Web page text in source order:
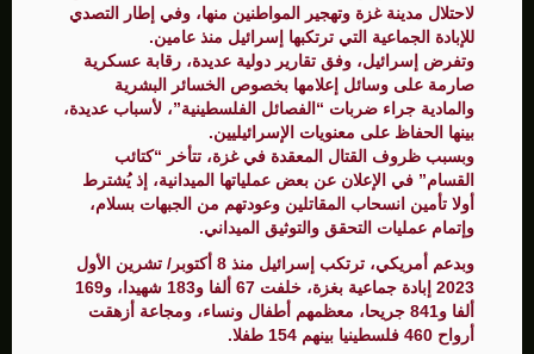
لاحتلال مدينة غزة وتهجير المواطنين منها، وفي إطار التصدي
للإبادة الجماعية التي ترتكبها إسرائيل منذ عامين.
وتفرض إسرائيل، وفق تقارير دولية عديدة، رقابة عسكرية
صارمة على وسائل إعلامها بخصوص الخسائر البشرية
والمادية جراء ضربات “الفصائل الفلسطينية”، لأسباب عديدة،
بينها الحفاظ على معنويات الإسرائيليين.
وبسبب ظروف القتال المعقدة في غزة، تتأخر “كتائب
القسام” في الإعلان عن بعض عملياتها الميدانية، إذ يُشترط
أولا تأمين انسحاب المقاتلين وعودتهم من الجبهات بسلام،
وإتمام عمليات التحقق والتوثيق الميداني.
وبدعم أمريكي، ترتكب إسرائيل منذ 8 أكتوبر/ تشرين الأول
2023 إبادة جماعية بغزة، خلفت 67 ألفا و183 شهيدا، و169
ألفا و841 جريحا، معظمهم أطفال ونساء، ومجاعة أزهقت
أرواح 460 فلسطينيا بينهم 154 طفلا.